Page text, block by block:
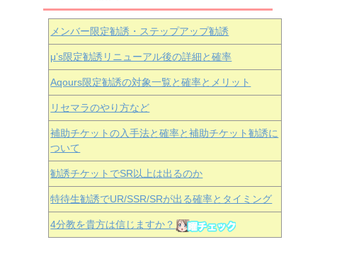
メンバー限定勧誘・ステップアップ勧誘
μ’s限定勧誘リニューアル後の詳細と確率
Aqours限定勧誘の対象一覧と確率とメリット
リセマラのやり方など
補助チケットの入手法と確率と補助チケット勧誘に
ついて
勧誘チケットでSR以上は出るのか
特待生勧誘でUR/SSR/SRが出る確率とタイミング
4分教を貴方は信じますか？